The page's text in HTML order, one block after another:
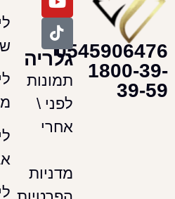
גלריה
תמונות
ליטוש
שיש
ליטוש
מרצפות
ליטוש
ליטוש